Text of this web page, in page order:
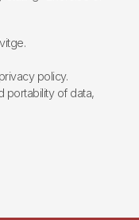
policy.
portability of data,